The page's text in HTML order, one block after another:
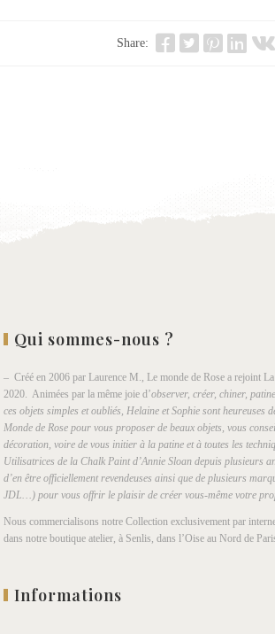
Share:
Qui sommes-nous ?
– Créé en 2006 par Laurence M., Le monde de Rose a rejoint
2020. Animées par la même joie d’observer, créer, chiner,
ces objets simples et oubliés, Helaine et Sophie sont heureuses
Monde de Rose pour vous proposer de beaux objets, vous
décoration, voire de vous initier à la patine et à toutes les
Utilisatrices de la Chalk Paint d’Annie Sloan depuis plusieurs
d’en être officiellement revendeuses ainsi que de plusieurs
JDL…) pour vous offrir le plaisir de créer vous-même votre
Nous commercialisons notre Collection exclusivement par
dans notre boutique atelier, à Senlis, dans l’Oise au Nord de
Informations